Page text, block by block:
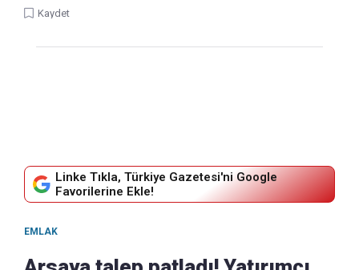
Kaydet
Linke Tıkla, Türkiye Gazetesi'ni Google
Favorilerine Ekle!
EMLAK